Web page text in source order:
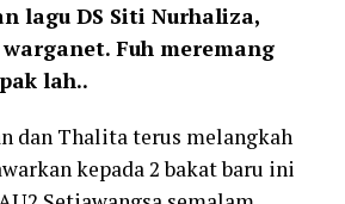
lagu DS Siti Nurhaliza,
Fuh meremang
lah..
dan Thalita terus melangkah
kepada 2 bakat baru ini